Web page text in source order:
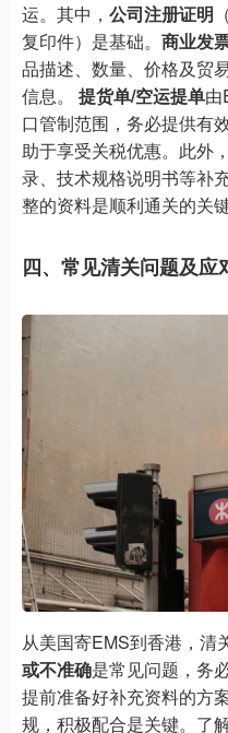
运。其中， 公司注册证明
复印件）是基础。 商业发
品描述、数量、价格及贸易
信息。 提货单/空运提单由
口管制范围，务必提供有
助于享受关税优惠。此外
录、技术规格说明书等补
整的资料是顺利通关的关键
四、常见清关问题及应
从美国寄EMS到香港，清
或不准确是常见问题，务
提前准备好补充资料的方案
规，积极配合是关键。了